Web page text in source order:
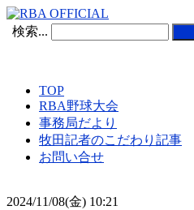
検索...
TOP
RBA野球大会
事務局だより
牧田記者のこだわり記事
お問い合せ
2024/11/08(金) 10:21